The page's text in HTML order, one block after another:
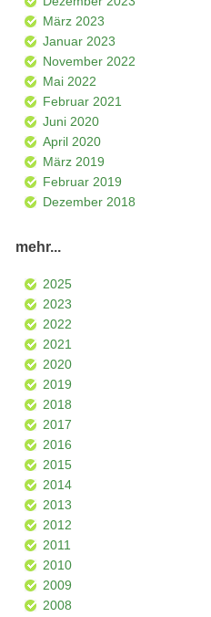
März 2023
Januar 2023
November 2022
Mai 2022
Februar 2021
Juni 2020
April 2020
März 2019
Februar 2019
Dezember 2018
mehr...
2025
2023
2022
2021
2020
2019
2018
2017
2016
2015
2014
2013
2012
2011
2010
2009
2008